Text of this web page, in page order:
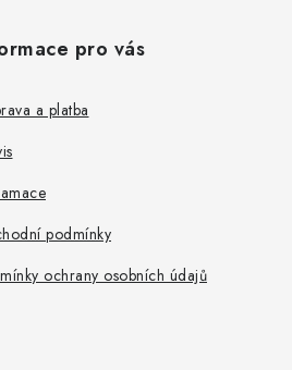
pro vás
a platba
podmínky
ochrany osobních údajů